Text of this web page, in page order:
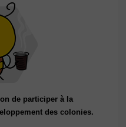
de participer à la
des colonies.